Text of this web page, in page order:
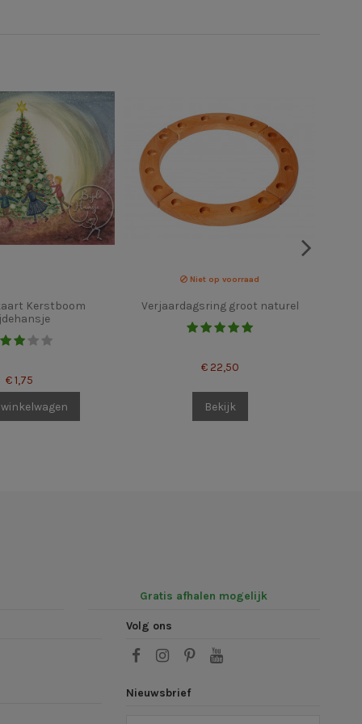
Kerstboom
€ 1,75
Niet op voorraad
Verjaardagsring groot naturel
€ 22,50
Bekijk
Gratis afhalen mogelijk
Volg ons
Nieuwsbrief